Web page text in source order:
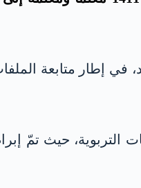
إطار متابعة
حيث تمّ